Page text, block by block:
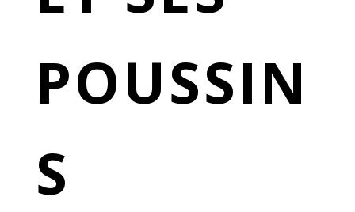
POUSSIN
S